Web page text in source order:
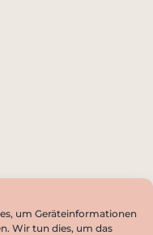
um Geräteinformationen
Wir tun dies, um das